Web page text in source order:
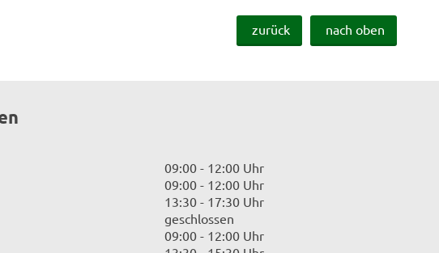
zurück nach oben
09:00 - 12:00 Uhr
09:00 - 12:00 Uhr
13:30 - 17:30 Uhr
geschlossen
09:00 - 12:00 Uhr